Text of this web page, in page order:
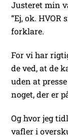
Justeret min
“Ej, ok.
forklare.
For vi har
de ved, at de
uden at
noget, der er
Og hvor jeg
vafler i